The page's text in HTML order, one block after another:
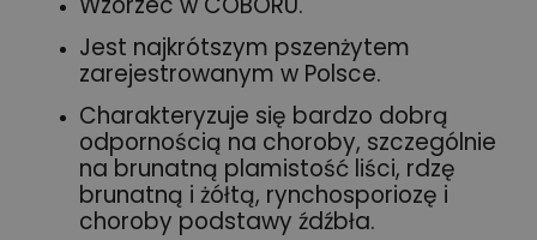
Jest najkrótszym pszenżytem
zarejestrowanym w Polsce.
Charakteryzuje się bardzo dobrą
odpornością na choroby, szczególnie
na brunatną plamistość liści, rdzę
brunatną i żółtą, rynchosporiozę i
choroby podstawy źdźbła.